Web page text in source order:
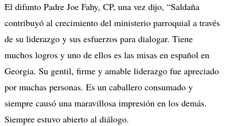
El difunto Padre Joe Fahy, CP, una vez dijo, “Saldaña
contribuyó al crecimiento del ministerio parroquial a través
de su liderazgo y sus esfuerzos para dialogar. Tiene
muchos logros y uno de ellos es las misas en español en
Georgia. Su gentil, firme y amable liderazgo fue apreciado
por muchas personas. Es un caballero consumado y
siempre causó una maravillosa impresión en los demás.
Siempre estuvo abierto al diálogo.